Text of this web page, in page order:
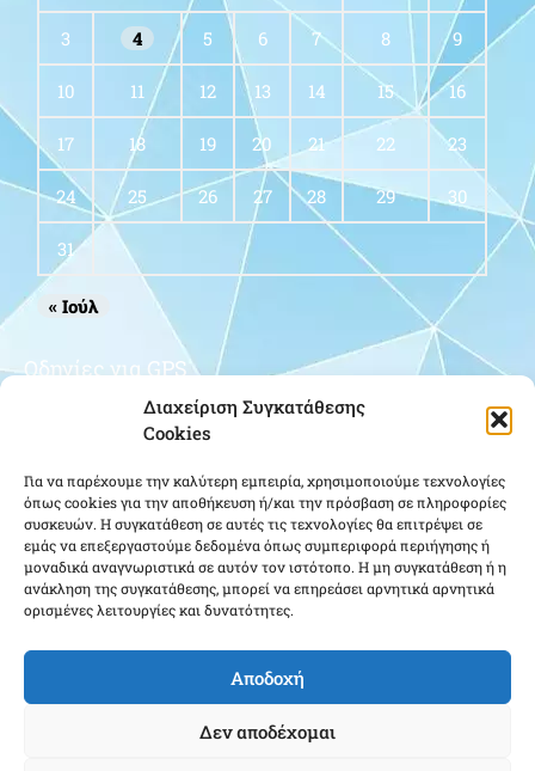
Διαχείριση Συγκατάθεσης
Cookies
Για να παρέχουμε την καλύτερη εμπειρία, χρησιμοποιούμε τεχνολογίες
όπως cookies για την αποθήκευση ή/και την πρόσβαση σε πληροφορίες
συσκευών. Η συγκατάθεση σε αυτές τις τεχνολογίες θα επιτρέψει σε
εμάς να επεξεργαστούμε δεδομένα όπως συμπεριφορά περιήγησης ή
μοναδικά αναγνωριστικά σε αυτόν τον ιστότοπο. Η μη συγκατάθεση ή η
ανάκληση της συγκατάθεσης, μπορεί να επηρεάσει αρνητικά αρνητικά
ορισμένες λειτουργίες και δυνατότητες.
Αποδοχή
Δεν αποδέχομαι
3 4 5 6 7 8 9
10 11 12 13 14 15 16
17 18 19 20 21 22 23
24 25 26 27 28 29 30
31
« Ιούλ
Οδηγίες για GPS
Κάντε κλικ για να αποδεχτείτε cookies
εμπορικής προώθησης και να